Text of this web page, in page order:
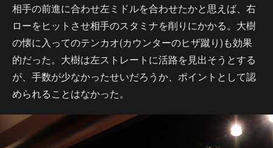
相手の前進に合わせ左ミドルを合わせたかと思えば、右
ローをヒットさせ相手のスタミナを削りにかかる。大樹
の懐に入ってのテンカオ(カウンターのヒザ蹴り)も効果
的だった。大樹は左ストレートに活路を見出そうとする
が、手数が少なかったせいだろうか、ポイントとして認
められることはなかった。